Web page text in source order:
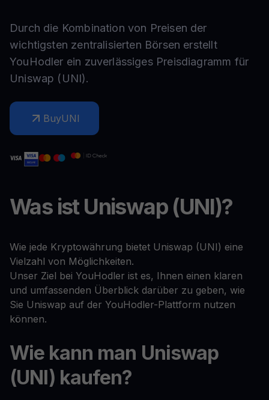
Durch die Kombination von Preisen der
wichtigsten zentralisierten Börsen erstellt
YouHodler ein zuverlässiges Preisdiagramm für
Uniswap (UNI).
BuyUNI
Was ist Uniswap (UNI)?
Wie jede Kryptowährung bietet Uniswap (UNI) eine
Vielzahl von Möglichkeiten.
Unser Ziel bei YouHodler ist es, Ihnen einen klaren
und umfassenden Überblick darüber zu geben, wie
Sie Uniswap auf der YouHodler-Plattform nutzen
können.
Wie kann man Uniswap
(UNI) kaufen?